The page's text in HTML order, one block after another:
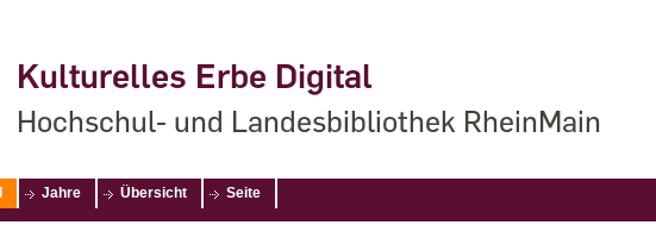
Kulturelles Erbe Digital
Hochschul- und Landesbibliothek RheinMain
Jahre Übersicht Seite